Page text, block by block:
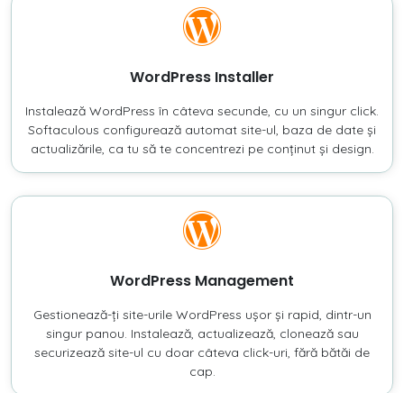
WordPress Installer
Instalează WordPress în câteva secunde, cu un singur click.
Softaculous configurează automat site-ul, baza de date și
actualizările, ca tu să te concentrezi pe conținut și design.
WordPress Management
Gestionează-ți site-urile WordPress ușor și rapid, dintr-un
singur panou. Instalează, actualizează, clonează sau
securizează site-ul cu doar câteva click-uri, fără bătăi de
cap.